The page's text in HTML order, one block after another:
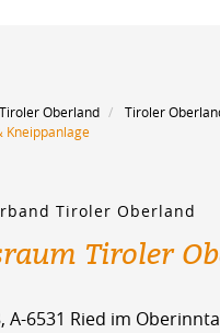
Oberland
Tiroler
Kneippanlage
Tiroler Oberland
Tiroler
A-6531 Ried im